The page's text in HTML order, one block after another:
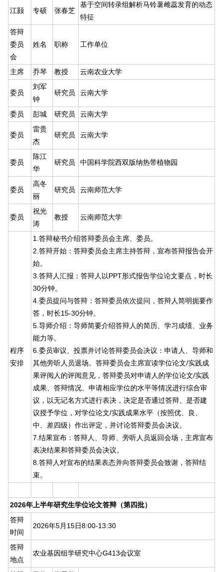
江颢 专硕 张春芝
基于空间转录组解析马铃薯雌蕊发育的动态
特征
答辩
委员
会
姓名 职称 工作单位
主席 乔琴 教授 云南农业大学
委员
刘军
钟
研究员 云南大学
委员 彭城 研究员 云南大学
委员
雷贵
杰
研究员 云南大学
委员
陈江
华
研究员 中国科学院西双版纳热带植物园
委员
高冬
丽
研究员 云南师范大学
委员
祝光
涛
教授 云南师范大学
程序
安排
1.答辩秘书介绍答辩委员会主席、委员。
2.答辩开始：答辩委员会主席主持答辩，宣布答辩报告会开
始。
3.答辩人汇报：答辩人以PPT形式报告学位论文要点，时长
30分钟。
4.委员提问与答辩：答辩委员依次提问，答辩人简明扼要作
答，时长15-30分钟。
5.导师介绍：导师简要介绍答辩人的简历、学习成绩、业务
能力等。
6.委员审议、投票并讨论答辩委员会决议：申请人、导师和
其他旁听人员退场。答辩委员会主席宣读学位论文/实践成
果评阅人的评阅意见，答辩委员对申请人的学位论文/实践
成果、答辩情况、申请相应学位的水平等情况进行综合审
议，以无记名方式进行表决，决定是否通过答辩、是否建
议授予学位，对学位论文/实践成果水平（按照优、良、
中、差四级）作出评定，并讨论答辩委员会决议。
7.结果宣布：答辩人、导师、旁听人员返回会场，主席宣布
表决结果和答辩委员会决议。
8.答辩人对宣布的结果表态并向答辩委员会致谢，答辩结
束。
2026年上半年研究生学位论文答辩（第四批）
答辩
时间
2026年5月15日8:00-13:30
答辩
地点
农业基因组学研究中心G413会议室